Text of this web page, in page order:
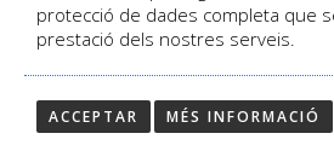
gaudir
Català
Curs presencial |
protecció de dades completa que
prestació dels nostres serveis.
ACCEPTAR MÉS INFORMACIÓ